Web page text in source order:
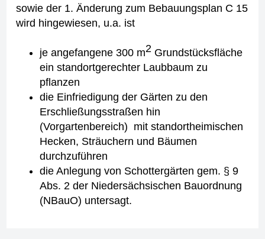
sowie der 1. Änderung zum Bebauungsplan C 15
wird hingewiesen, u.a. ist
je angefangene 300 m2 Grundstücksfläche
ein standortgerechter Laubbaum zu
pflanzen
die Einfriedigung der Gärten zu den
Erschließungsstraßen hin
(Vorgartenbereich) mit standortheimischen
Hecken, Sträuchern und Bäumen
durchzuführen
die Anlegung von Schottergärten gem. § 9
Abs. 2 der Niedersächsischen Bauordnung
(NBauO) untersagt.